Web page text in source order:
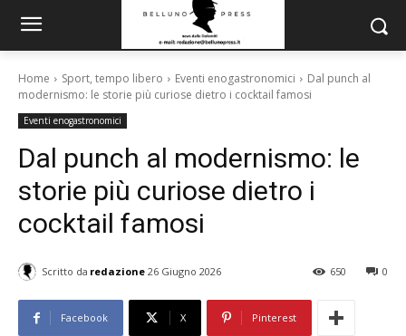
Home Sport, tempo libero Eventi enogastronomici
Dal punch al
modernismo: le storie più curiose dietro i cocktail famosi
Eventi enogastronomici
Dal punch al modernismo: le
storie più curiose dietro i
cocktail famosi
Scritto da redazione 26 Giugno 2026 0
650
Facebook X Pinterest